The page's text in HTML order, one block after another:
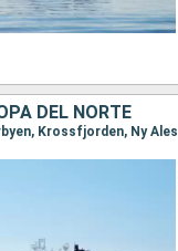
DEL NORTE